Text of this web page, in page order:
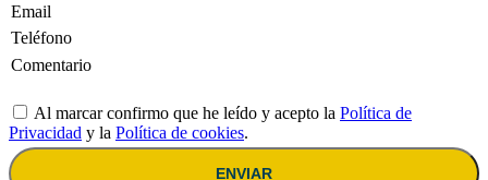
Al marcar confirmo que he leído y acepto la Política de
Privacidad y la Política de cookies.
ENVIAR